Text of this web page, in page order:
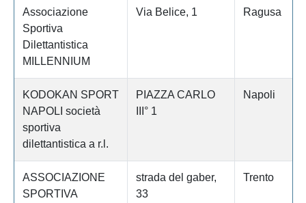
Associazione
Sportiva
Dilettantistica
MILLENNIUM
Via Belice, 1 Ragusa
KODOKAN SPORT
NAPOLI società
sportiva
dilettantistica a r.l.
PIAZZA CARLO
III° 1
Napoli
ASSOCIAZIONE
SPORTIVA
strada del gaber,
33
Trento